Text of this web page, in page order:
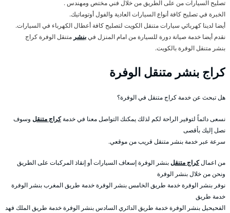
تصليح السيارات من على الطريق من خلال فني مختص ومهندس .
الخبرة في تصليح كافة أنواع السيارات العادية والفول أوتوماتيك.
أيضا لدينا كهربائي سيارات متنقل الكويت لتصليح كافة أعطال الكهرباء في السيارات.
نقدم أيضا خدمة صيانة دورة للسيارة من امام المنزل فيبنشر متنقل الوفرة كراج
بنشر متنقل الوفرة بالكويت.
كراج بنشر متنقل الوفرة
هل تبحث عن خدمة كراج متنقل في الوفرة؟
نسعى دائماً لتوفير الراحة لكم لذلك يمكنك التواصل معنا في خدمةكراج متنقل وسوف
نصل إليك بأقصى
سرعة عبر خدمة بنشر متنقل قريب من موقعي.
من اعمالكراج متنقلبنشر الوفرة إسعاف السيارات أو إنقاذ المركبات على الطريق
ونحن من خلال بنشر الوفرة
نوفر بنشر الوفرة خدمة طريق الخامس بنشر الوفرة خدمة طريق المغرب بنشر الوفرة
خدمة طريق
الفحيحيل بنشر الوفرة خدمة طريق الدائري السادس بنشر الوفرة خدمة طريق الملك فهد